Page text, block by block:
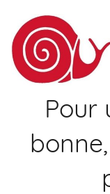
contenu
Pour